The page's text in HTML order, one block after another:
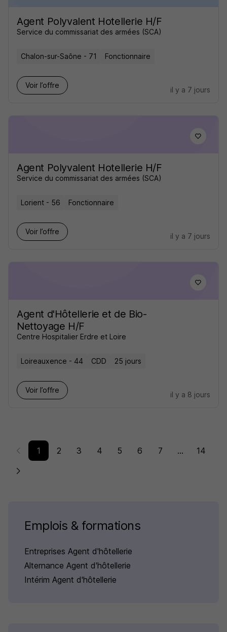
Agent Polyvalent Hotellerie H/F
Service du commissariat des armées (SCA)
Chalon-sur-Saône - 71 Fonctionnaire
Voir l’offre
il y a 7 jours
Agent Polyvalent Hotellerie H/F
Service du commissariat des armées (SCA)
Lorient - 56 Fonctionnaire
Voir l’offre
il y a 7 jours
Agent d'Hôtellerie et de Bio-
Nettoyage H/F
Centre Hospitalier Erdre et Loire
Loireauxence - 44 CDD 25 jours
Voir l’offre
il y a 8 jours
1 2 3 4 5 6 7 ... 14
Emplois & formations
Entreprises Agent d'hôtellerie
Alternance Agent d'hôtellerie
Intérim Agent d'hôtellerie